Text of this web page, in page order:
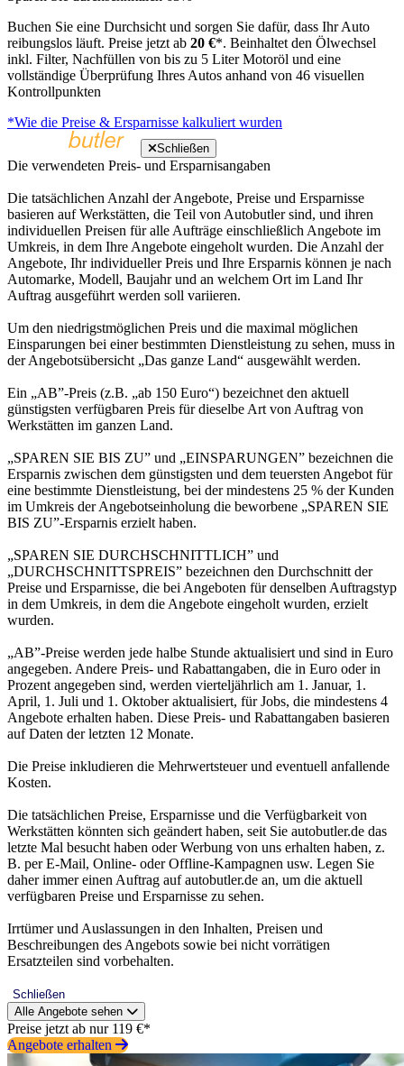
Buchen Sie eine Durchsicht und sorgen Sie dafür, dass Ihr Auto
reibungslos läuft. Preise jetzt ab 20 €*. Beinhaltet den Ölwechsel
inkl. Filter, Nachfüllen von bis zu 5 Liter Motoröl und eine
vollständige Überprüfung Ihres Autos anhand von 46 visuellen
Kontrollpunkten
*Wie die Preise & Ersparnisse kalkuliert wurden
Schließen
Die verwendeten Preis- und Ersparnisangaben
Die tatsächlichen Anzahl der Angebote, Preise und Ersparnisse
basieren auf Werkstätten, die Teil von Autobutler sind, und ihren
individuellen Preisen für alle Aufträge einschließlich Angebote im
Umkreis, in dem Ihre Angebote eingeholt wurden. Die Anzahl der
Angebote, Ihr individueller Preis und Ihre Ersparnis können je nach
Automarke, Modell, Baujahr und an welchem Ort im Land Ihr
Auftrag ausgeführt werden soll variieren.
Um den niedrigstmöglichen Preis und die maximal möglichen
Einsparungen bei einer bestimmten Dienstleistung zu sehen, muss in
der Angebotsübersicht „Das ganze Land“ ausgewählt werden.
Ein „AB”-Preis (z.B. „ab 150 Euro“) bezeichnet den aktuell
günstigsten verfügbaren Preis für dieselbe Art von Auftrag von
Werkstätten im ganzen Land.
„SPAREN SIE BIS ZU” und „EINSPARUNGEN” bezeichnen die
Ersparnis zwischen dem günstigsten und dem teuersten Angebot für
eine bestimmte Dienstleistung, bei der mindestens 25 % der Kunden
im Umkreis der Angebotseinholung die beworbene „SPAREN SIE
BIS ZU”-Ersparnis erzielt haben.
„SPAREN SIE DURCHSCHNITTLICH” und
„DURCHSCHNITTSPREIS” bezeichnen den Durchschnitt der
Preise und Ersparnisse, die bei Angeboten für denselben Auftragstyp
in dem Umkreis, in dem die Angebote eingeholt wurden, erzielt
wurden.
„AB”-Preise werden jede halbe Stunde aktualisiert und sind in Euro
angegeben. Andere Preis- und Rabattangaben, die in Euro oder in
Prozent angegeben sind, werden vierteljährlich am 1. Januar, 1.
April, 1. Juli und 1. Oktober aktualisiert, für Jobs, die mindestens 4
Angebote erhalten haben. Diese Preis- und Rabattangaben basieren
auf Daten der letzten 12 Monate.
Die Preise inkludieren die Mehrwertsteuer und eventuell anfallende
Kosten.
Die tatsächlichen Preise, Ersparnisse und die Verfügbarkeit von
Werkstätten könnten sich geändert haben, seit Sie autobutler.de das
letzte Mal besucht haben oder Werbung von uns erhalten haben, z.
B. per E-Mail, Online- oder Offline-Kampagnen usw. Legen Sie
daher immer einen Auftrag auf autobutler.de an, um die aktuell
verfügbaren Preise und Ersparnisse zu sehen.
Irrtümer und Auslassungen in den Inhalten, Preisen und
Beschreibungen des Angebots sowie bei nicht vorrätigen
Ersatzteilen sind vorbehalten.
Schließen
Alle Angebote sehen
Preise jetzt ab nur 119 €*
Angebote erhalten